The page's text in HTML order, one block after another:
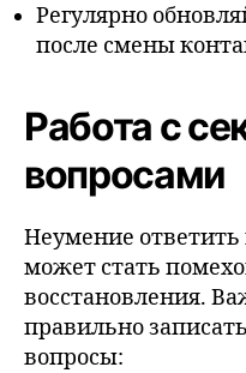
Регулярно
после смены
Работа с
вопросами
Неумение
может стать
восстановления.
правильно
вопросы: